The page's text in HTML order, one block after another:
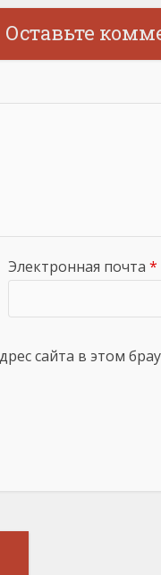
Оставьте
Электронная почта *
сайта в этом